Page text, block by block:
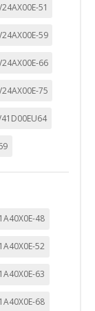
51
59
66
75
48
52
63
68